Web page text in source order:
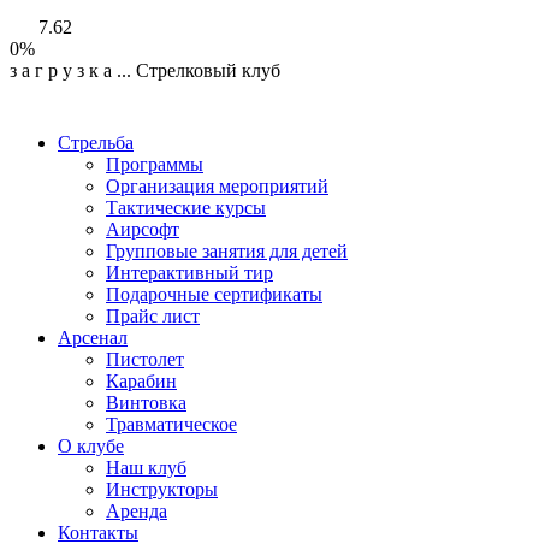
7.62
0%
з а г р у з к а ... Стрелковый клуб
Стрельба
Программы
Организация мероприятий
Тактические курсы
Аирсофт
Групповые занятия для детей
Интерактивный тир
Подарочные сертификаты
Прайс лист
Арсенал
Пистолет
Карабин
Винтовка
Травматическое
О клубе
Наш клуб
Инструкторы
Аренда
Контакты